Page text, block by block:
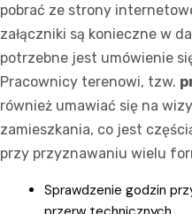
pobrać ze strony
załączniki są konieczne w
potrzebne jest umówienie
Pracownicy terenowi, tzw.
również umawiać się na
zamieszkania, co jest
przy przyznawaniu wielu
Sprawdzenie godzin